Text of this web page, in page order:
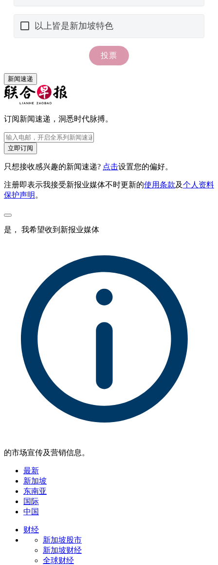
新闻速递
订阅新闻速递，洞悉时代脉搏。
立即订阅
只想接收感兴趣的新闻速递? 点击设置您的偏好。
注册即表示我接受新报业媒体不时更新的使用条款及个人资料
保护声明 。
是， 我希望收到新报业媒体
的市场宣传及营销信息。
最新
新加坡
东南亚
国际
中国
财经
新加坡股市
新加坡财经
全球财经